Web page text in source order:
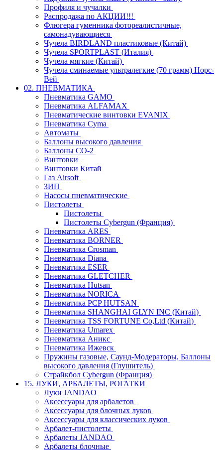
Профиля и чучалки
Распродажа по АКЦИИ!!!
Флюгера гуменника фотореалистичные,
самонадувающиеся
Чучела BIRDLAND пластиковые (Китай)
Чучела SPORTPLAST (Италия)
Чучела мягкие (Китай)
Чучела сминаемые ультралегкие (70 грамм) Норс-
Вей
02. ПНЕВМАТИКА
Пневматика GAMO
Пневматика ALFAMAX
Пневматические винтовки EVANIX
Пневматика Cyma
Автоматы
Баллоны высокого давления
Баллоны СО-2
Винтовки
Винтовки Китай
Газ Airsoft
ЗИП
Насосы пневматические
Пистолеты
Пистолеты
Пистолеты Cybergun (Франция)
Пневматика ARES
Пневматика BORNER
Пневматика Crosman
Пневматика Diana
Пневматика ESER
Пневматика GLETCHER
Пневматика Hutsan
Пневматика NORICA
Пневматика PCP HUTSAN
Пневматика SHANGHAI GLYN INC (Китай)
Пневматика TSS FORTUNE Co,Ltd (Китай)
Пневматика Umarex
Пневматика Аникс
Пневматика Ижевск
Пружины газовые, Саунд-Модераторы, Баллоны
высокого давления (Глушитель)
Страйкбол Cybergun (Франция)
15. ЛУКИ, АРБАЛЕТЫ, РОГАТКИ
Луки JANDAO
Аксессуары для арбалетов
Аксессуары для блочных луков
Аксессуары для классических луков
Арбалет-пистолеты
Арбалеты JANDAO
Арбалеты блочные